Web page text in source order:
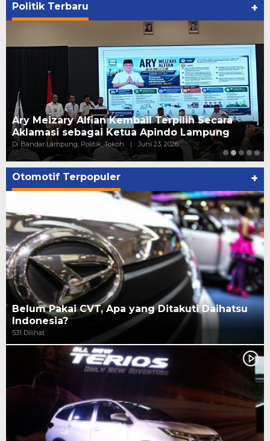
Politik Terbaru +
Ary Meizary Alfian Kembali Terpilih Secara
Aklamasi sebagai Ketua Apindo Lampung
Di Bandar Lampung, Politik, Tokoh | Juni 23, 2026
Otomotif Terpopuler +
Belum Pakai CVT, Apa yang Ditakuti Daihatsu
Indonesia?
531 Dilihat